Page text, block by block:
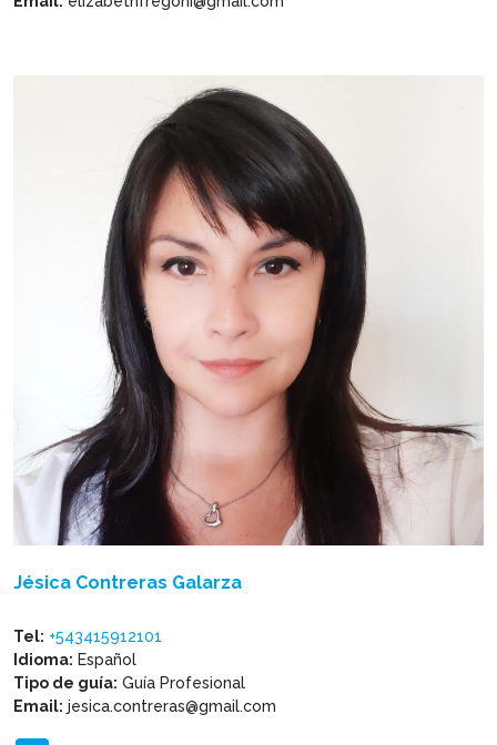
Jésica Contreras Galarza
Tel: +543415912101
Idioma: Español
Tipo de guía: Guía Profesional
Email: jesica.contreras@gmail.com